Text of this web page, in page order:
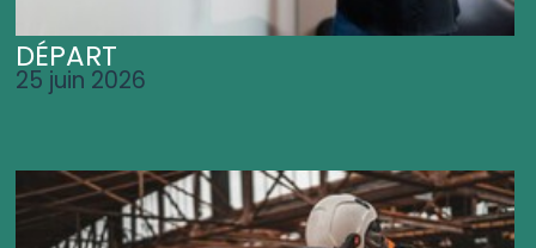
DÉPART
25 juin 2026